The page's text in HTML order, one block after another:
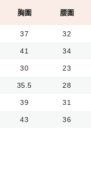
胸圍 腰圍
37 32
41 34
30 23
35.5 28
39 31
43 36